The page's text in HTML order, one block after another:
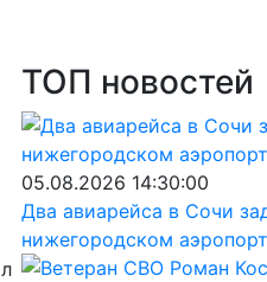
ТОП новостей
05.08.2026 14:30:00
Два авиарейса в Сочи
нижегородском